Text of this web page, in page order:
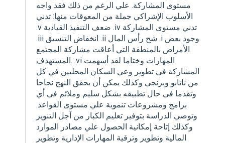
مستوى المشاركة. علي الرغم من ذلك فقد واجه
الأسلوب الإشراكي جملة من المعوقات منها: تدني
.v ضعف التنفيذ القيادية .iv تدني مستوى المشاركة
.iii انخفاض التنسيق .ii شح رأس المال .i وجود بعض
الأمراض بالمنطقة التي أعاقت مشاركة المجتمع
المستهدف. .vi المهارات وختاما لقد أسهمت
المشاركة في تطوير وعي السكان المحليين في كل
من ناتابو وبرنجي وكذلك يمكن أن يحقق النهج نجاحا
وتقدما في حال تطبيقه بشكل سليم وملائم في أي
برامج ومشروعات تنموية علي مستوى القواعد.
وتوصي الدراسة بتوفير تعليم الكبار من آجل التنوير
وكذلك إتاحة إمكانية الحصول علي مصادر الموارد
المالية وتطوير وترقية المهارات الإدارية وتطوير